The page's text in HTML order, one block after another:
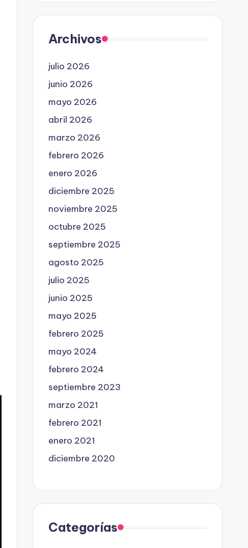
Archivos
julio 2026
junio 2026
mayo 2026
abril 2026
marzo 2026
febrero 2026
enero 2026
diciembre 2025
noviembre 2025
octubre 2025
septiembre 2025
agosto 2025
julio 2025
junio 2025
mayo 2025
febrero 2025
mayo 2024
febrero 2024
septiembre 2023
marzo 2021
febrero 2021
enero 2021
diciembre 2020
Categorías